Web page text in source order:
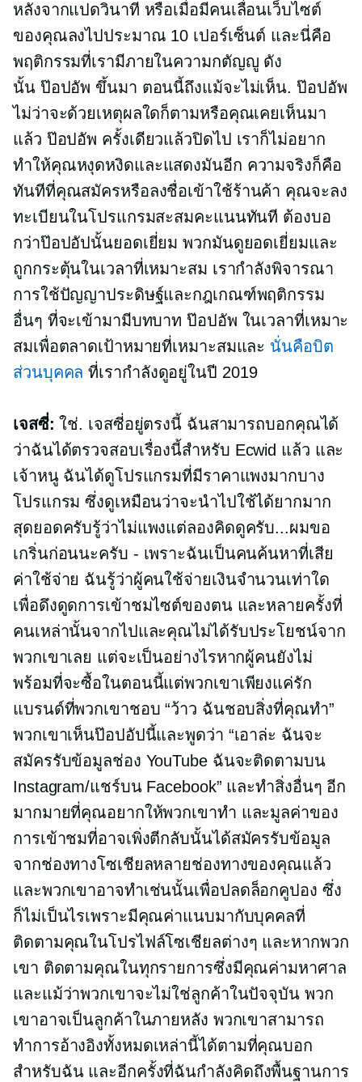
หลังจากแปดวินาที หรือเมื่อมีคนเลื่อนเว็บไซต์
ของคุณลงไปประมาณ 10 เปอร์เซ็นต์ และนี่คือ
พฤติกรรมที่เรามีภายในความกตัญญู ดัง
นั้น ป๊อปอัพ ขึ้นมา ตอนนี้ถึงแม้จะไม่เห็น. ป๊อปอัพ
ไม่ว่าจะด้วยเหตุผลใดก็ตามหรือคุณเคยเห็นมา
แล้ว ป๊อปอัพ ครั้งเดียวแล้วปิดไป เราก็ไม่อยาก
ทำให้คุณหงุดหงิดและแสดงมันอีก ความจริงก็คือ
ทันทีที่คุณสมัครหรือลงชื่อเข้าใช้ร้านค้า คุณจะลง
ทะเบียนในโปรแกรมสะสมคะแนนทันที ต้องบอ
กว่าป๊อปอัปนั้นยอดเยี่ยม พวกมันดูยอดเยี่ยมและ
ถูกกระตุ้นในเวลาที่เหมาะสม เรากำลังพิจารณา
การใช้ปัญญาประดิษฐ์และกฎเกณฑ์พฤติกรรม
อื่นๆ ที่จะเข้ามามีบทบาท ป๊อปอัพ ในเวลาที่เหมาะ
สมเพื่อตลาดเป้าหมายที่เหมาะสมและ นั่นคือบิต
ส่วนบุคคล ที่เรากำลังดูอยู่ในปี 2019
เจสซี่: ใช่. เจสซี่อยู่ตรงนี้ ฉันสามารถบอกคุณได้
ว่าฉันได้ตรวจสอบเรื่องนี้สำหรับ Ecwid แล้ว และ
เจ้าหนู ฉันได้ดูโปรแกรมที่มีราคาแพงมากบาง
โปรแกรม ซึ่งดูเหมือนว่าจะนำไปใช้ได้ยากมาก
สุดยอดครับรู้ว่าไม่แพงแต่ลองคิดดูครับ...ผมขอ
เกริ่นก่อนนะครับ - เพราะฉันเป็นคนค้นหาที่เสีย
ค่าใช้จ่าย ฉันรู้ว่าผู้คนใช้จ่ายเงินจำนวนเท่าใด
เพื่อดึงดูดการเข้าชมไซต์ของตน และหลายครั้งที่
คนเหล่านั้นจากไปและคุณไม่ได้รับประโยชน์จาก
พวกเขาเลย แต่จะเป็นอย่างไรหากผู้คนยังไม่
พร้อมที่จะซื้อในตอนนี้แต่พวกเขาเพียงแค่รัก
แบรนด์ที่พวกเขาชอบ “ว้าว ฉันชอบสิ่งที่คุณทำ”
พวกเขาเห็นป๊อปอัปนี้และพูดว่า “เอาล่ะ ฉันจะ
สมัครรับข้อมูลช่อง YouTube ฉันจะติดตามบน
Instagram/แชร์บน Facebook” และทำสิ่งอื่นๆ อีก
มากมายที่คุณอยากให้พวกเขาทำ และมูลค่าของ
การเข้าชมที่อาจเพิ่งตีกลับนั้นได้สมัครรับข้อมูล
จากช่องทางโซเชียลหลายช่องทางของคุณแล้ว
และพวกเขาอาจทำเช่นนั้นเพื่อปลดล็อกคูปอง ซึ่ง
ก็ไม่เป็นไรเพราะมีคุณค่าแนบมากับบุคคลที่
ติดตามคุณในโปรไฟล์โซเชียลต่างๆ และหากพวก
เขา ติดตามคุณในทุกรายการซึ่งมีคุณค่ามหาศาล
และแม้ว่าพวกเขาจะไม่ใช่ลูกค้าในปัจจุบัน พวก
เขาอาจเป็นลูกค้าในภายหลัง พวกเขาสามารถ
ทำการอ้างอิงทั้งหมดเหล่านี้ได้ตามที่คุณบอก
สำหรับฉัน และอีกครั้งที่ฉันกำลังคิดถึงพื้นฐานการ